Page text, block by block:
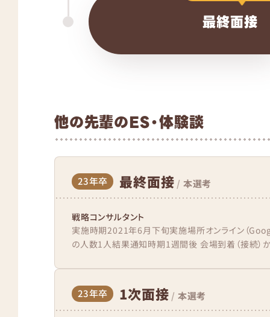
最終面接
他の先輩のES・体験談
23年卒 最終面接 / 本選考
戦略コンサルタント
実施時期2021年6月下旬実施場所オンライン（
の人数1人結果通知時期1週間後 会場到着（接続）
23年卒 1次面接 / 本選考